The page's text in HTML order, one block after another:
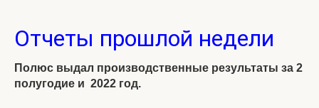
Отчеты прошлой недели
Полюс выдал производственные результаты за 2
полугодие и 2022 год.